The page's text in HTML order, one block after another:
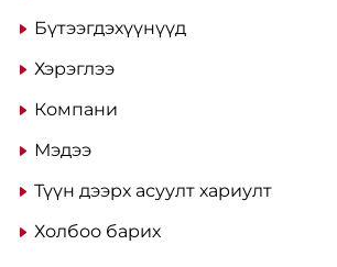
Бүтээгдэхүүнүүд
Хэрэглээ
Компани
Мэдээ
Түүн дээрх асуулт хариулт
Холбоо барих